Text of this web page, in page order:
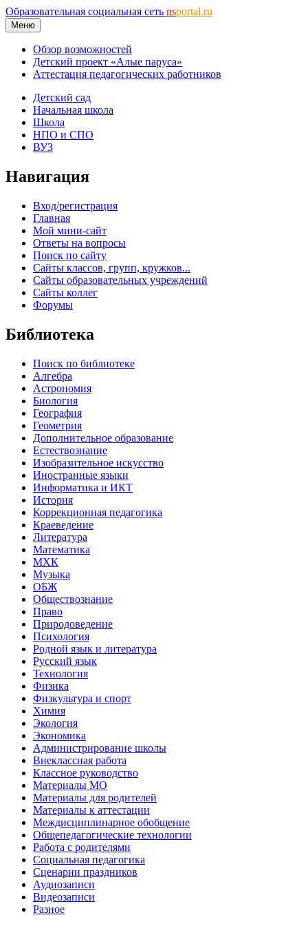
Образовательная социальная сеть nsportal.ru
Меню
Обзор возможностей
Детский проект «Алые паруса»
Аттестация педагогических работников
Детский сад
Начальная школа
Школа
НПО и СПО
ВУЗ
Навигация
Вход/регистрация
Главная
Мой мини-сайт
Ответы на вопросы
Поиск по сайту
Сайты классов, групп, кружков...
Сайты образовательных учреждений
Сайты коллег
Форумы
Библиотека
Поиск по библиотеке
Алгебра
Астрономия
Биология
География
Геометрия
Дополнительное образование
Естествознание
Изобразительное искусство
Иностранные языки
Информатика и ИКТ
История
Коррекционная педагогика
Краеведение
Литература
Математика
МХК
Музыка
ОБЖ
Обществознание
Право
Природоведение
Психология
Родной язык и литература
Русский язык
Технология
Физика
Физкультура и спорт
Химия
Экология
Экономика
Администрирование школы
Внеклассная работа
Классное руководство
Материалы МО
Материалы для родителей
Материалы к аттестации
Междисциплинарное обобщение
Общепедагогические технологии
Работа с родителями
Социальная педагогика
Сценарии праздников
Аудиозаписи
Видеозаписи
Разное